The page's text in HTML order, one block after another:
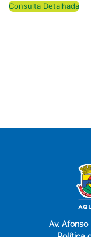
Consulta Detalhada
Av. Afonso